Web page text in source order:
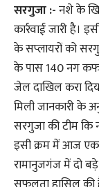
सरगुजा :-नशे के
कार्रवाई जारी है।
के सप्लायरों को
के पास 140 नग कफ
जेल दाखिल करा
मिली जानकारी के
सरगुजा की टीम कि
इसी क्रम में आज एक
रामानुजगंज में दो